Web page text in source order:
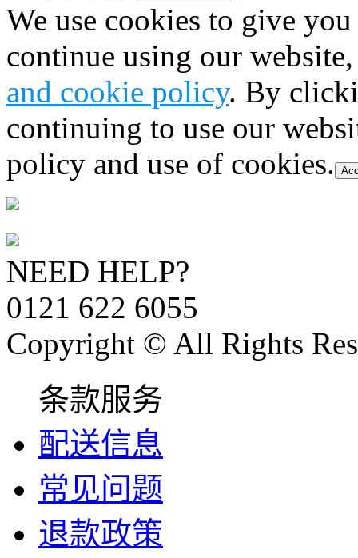
We use cookies to give
continue using our
and cookie policy. By
continuing to use our
policy and use of cookies.
NEED HELP?
0121 622 6055
Copyright © All Rights
条款服务
配送信息
常见问题
退款政策